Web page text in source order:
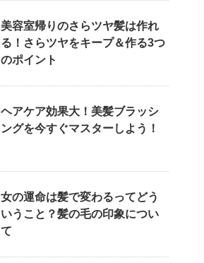
美容室帰りのさらツヤ髪は作れ
る！さらツヤをキープ＆作る3つ
のポイント
ヘアケア効果大！美髪ブラッシ
ングを今すぐマスターしよう！
女の運命は髪で変わるってどう
いうこと？髪の毛の印象につい
て